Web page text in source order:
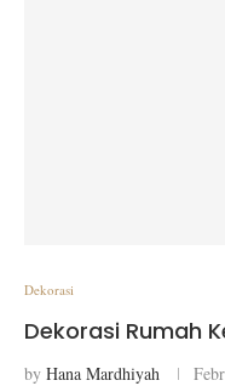
Dekorasi
Dekorasi Rumah
by Hana Mardhiyah